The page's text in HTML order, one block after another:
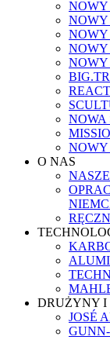
NOWY
NOWY
NOWA
O NAS
DRUŻYNY I
JOSÉ